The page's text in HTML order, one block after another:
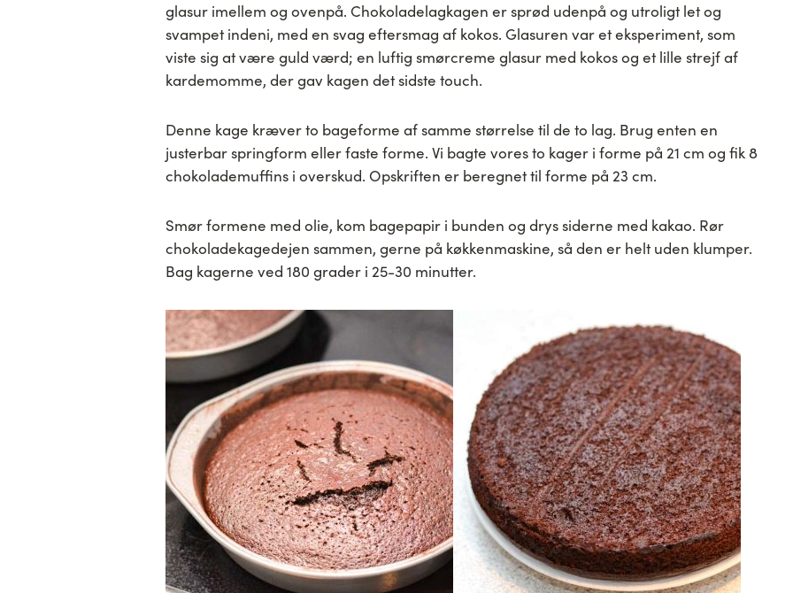
glasur imellem og ovenpå. Chokoladelagkagen er sprød udenpå og utroligt let og
svampet indeni, med en svag eftersmag af kokos. Glasuren var et eksperiment, som
viste sig at være guld værd; en luftig smørcreme glasur med kokos og et lille strejf af
kardemomme, der gav kagen det sidste touch.
Denne kage kræver to bageforme af samme størrelse til de to lag. Brug enten en
justerbar springform eller faste forme. Vi bagte vores to kager i forme på 21 cm og fik 8
chokolademuffins i overskud. Opskriften er beregnet til forme på 23 cm.
Smør formene med olie, kom bagepapir i bunden og drys siderne med kakao. Rør
chokoladekagedejen sammen, gerne på køkkenmaskine, så den er helt uden klumper.
Bag kagerne ved 180 grader i 25-30 minutter.